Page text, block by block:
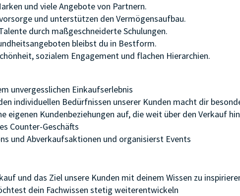
und viele Angebote von Partnern.
und unterstützen den Vermögensaufbau.
durch maßgeschneiderte Schulungen.
bleibst du in Bestform.
sozialem Engagement und flachen Hierarchien.
unvergesslichen Einkaufserlebnis
individuellen Bedürfnissen unserer Kunden macht dir
eigenen Kundenbeziehungen auf, die weit über den Verkauf
Counter-Geschäfts
und Abverkaufsaktionen und organisierst Events
und das Ziel unsere Kunden mit deinem Wissen zu
dein Fachwissen stetig weiterentwickeln